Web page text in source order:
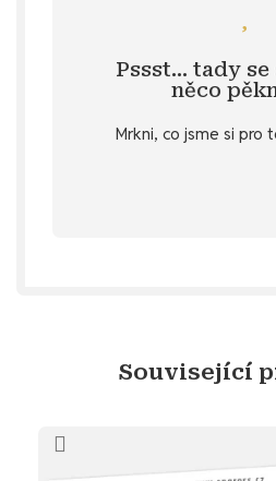
Pssst… tady se
něco
Mrkni, co jsme si pro
Specifikace. 💌
inspiraci na další
zelené
Související